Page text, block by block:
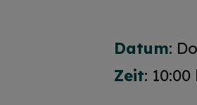
Datum:
Zeit: